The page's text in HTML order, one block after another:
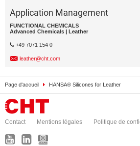
Application Management
FUNCTIONAL CHEMICALS
Advanced Chemicals | Leather
+49 7071 154 0
leather@cht.com
Page d'accueil HANSA® Silicones for Leather
Contact Mentions légales Politique de